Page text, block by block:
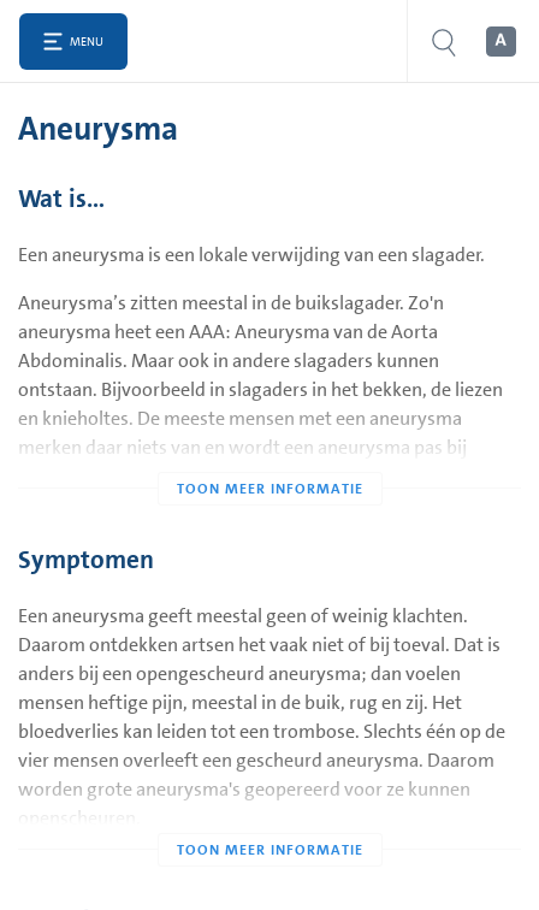
MENU
Aneurysma
Wat is…
Een aneurysma is een lokale verwijding van een slagader.
Aneurysma’s zitten meestal in de buikslagader. Zo'n
aneurysma heet een AAA: Aneurysma van de Aorta
Abdominalis. Maar ook in andere slagaders kunnen
ontstaan. Bijvoorbeeld in slagaders in het bekken, de liezen
en knieholtes. De meeste mensen met een aneurysma
merken daar niets van en wordt een aneurysma pas bij
in een aneurysma ontstaan bloedstolsels. Die kunnen
losraken en zo een afsluiting van een bloedvat
veroorzaken. De bloedstolsels kunnen zo sterk groeien dat
het hele aneurysma vol gaat zitten. Dan veroorzaken ze
arteriële trombose;
een aneurysma kan zo groot worden dat het openscheurt.
Dit gebeurt vooral als een aneurysma in de buikslagader
(aorta) zit. U krijgt dan inwendige bloedingen en moet
onmiddellijk worden geopereerd. Bij deze operatie
vervangt de chirurg het te wijde deel van de slagader door
Symptomen
Een aneurysma geeft meestal geen of weinig klachten.
Daarom ontdekken artsen het vaak niet of bij toeval. Dat is
anders bij een opengescheurd aneurysma; dan voelen
mensen heftige pijn, meestal in de buik, rug en zij. Het
bloedverlies kan leiden tot een trombose. Slechts één op de
vier mensen overleeft een gescheurd aneurysma. Daarom
worden grote aneurysma's geopereerd voor ze kunnen
openscheuren.